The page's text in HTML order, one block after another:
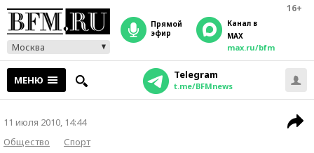
16+
Москва
прямой
эфир
Канал в
MAX
max.ru/bfm
МЕНЮ Telegram
t.me/BFMnews
11 июля 2010, 14:44
Общество
Спорт